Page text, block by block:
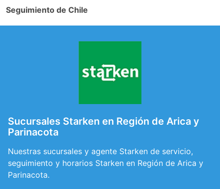
Seguimiento de Chile
Sucursales Starken en Región de Arica y
Parinacota
Nuestras sucursales y agente Starken de servicio,
seguimiento y horarios Starken en Región de Arica y
Parinacota.